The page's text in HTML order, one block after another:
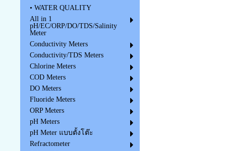
• WATER QUALITY
All in 1
pH/EC/ORP/DO/TDS/Salinity
Meter
Conductivity Meters
Conductivity/TDS Meters
Chlorine Meters
COD Meters
DO Meters
Fluoride Meters
ORP Meters
pH Meters
pH Meter แบบตั้งโต๊ะ
Refractometer